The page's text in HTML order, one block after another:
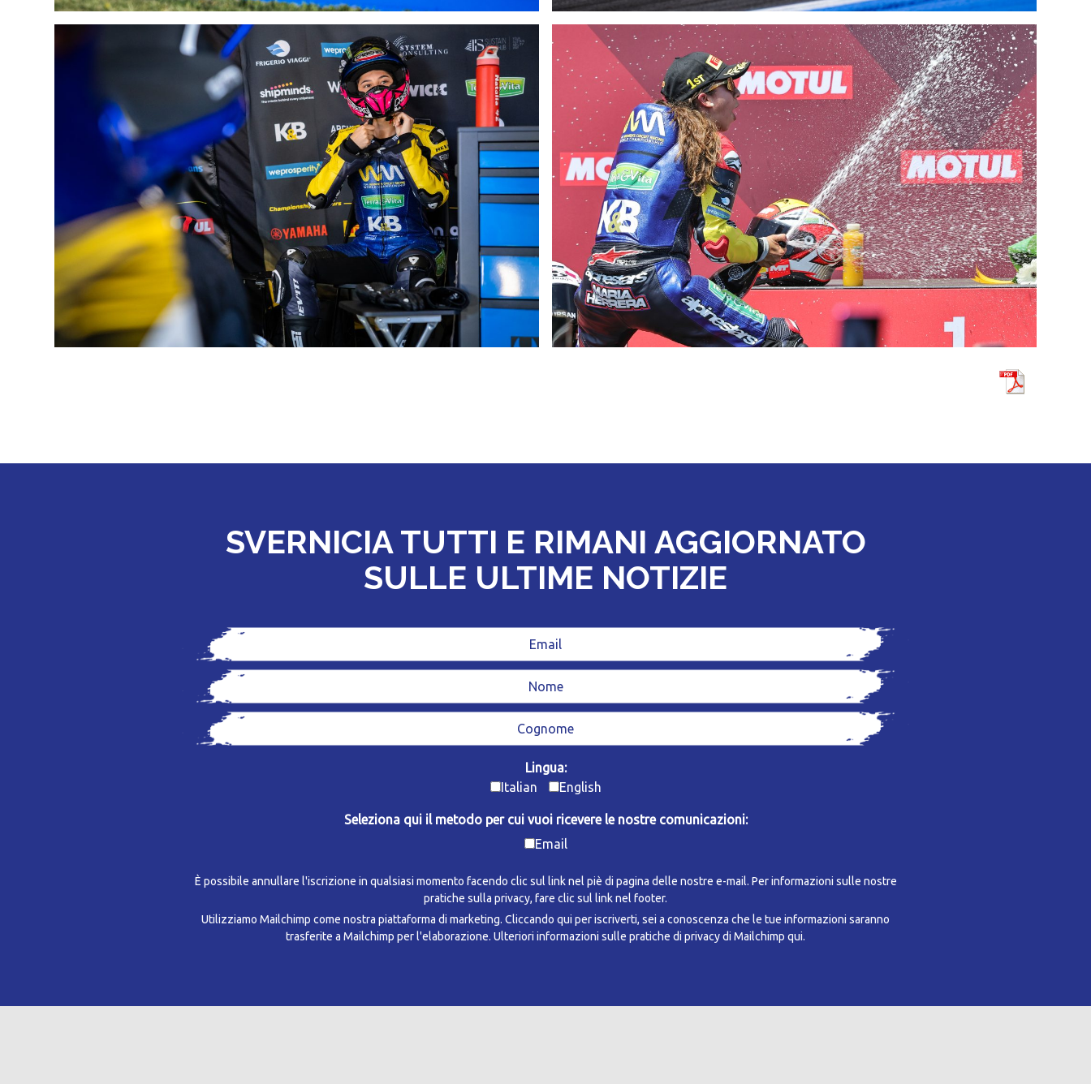
SVERNICIA TUTTI E RIMANI AGGIORNATO
SULLE ULTIME NOTIZIE
Lingua:
Italian
English
Seleziona qui il metodo per cui vuoi ricevere le nostre comunicazioni:
Email
È possibile annullare l'iscrizione in qualsiasi momento facendo clic sul link nel piè di pagina delle nostre e-mail. Per informazioni sulle nostre
pratiche sulla privacy, fare clic sul link nel footer.
Utilizziamo Mailchimp come nostra piattaforma di marketing. Cliccando qui per iscriverti, sei a conoscenza che le tue informazioni saranno
trasferite a Mailchimp per l'elaborazione. Ulteriori informazioni sulle pratiche di privacy di Mailchimp qui.